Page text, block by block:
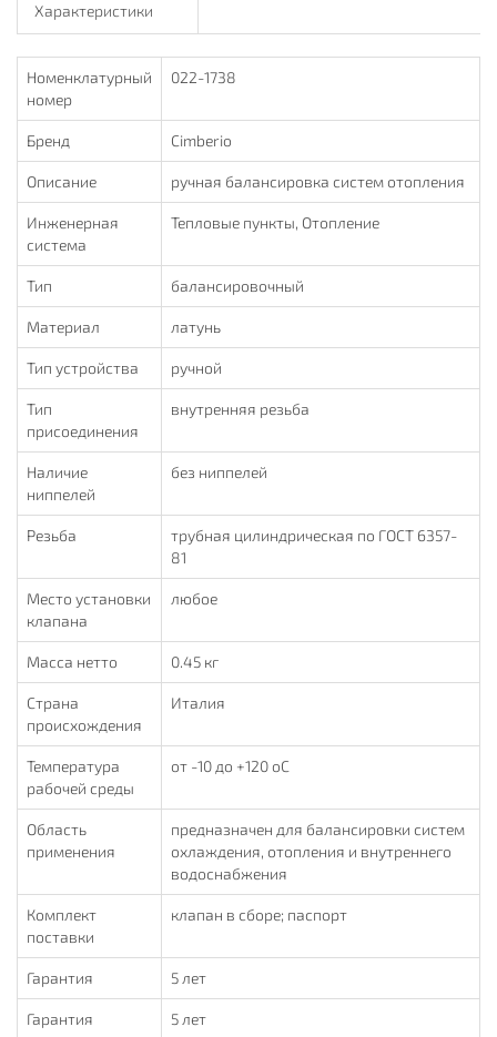
Характеристики
Номенклатурный
номер
022-1738
Бренд Cimberio
Описание ручная балансировка систем отопления
Инженерная
система
Тепловые пункты, Отопление
Тип балансировочный
Материал латунь
Тип устройства ручной
Тип
присоединения
внутренняя резьба
Наличие
ниппелей
без ниппелей
Резьба
трубная цилиндрическая по ГОСТ 6357-
81
Место установки
клапана
любое
Масса нетто 0.45 кг
Страна
происхождения
Италия
Температура
рабочей среды
от -10 до +120 oC
Область
применения
предназначен для балансировки систем
охлаждения, отопления и внутреннего
водоснабжения
Комплект
поставки
клапан в сборе; паспорт
Гарантия 5 лет
Гарантия
5 лет